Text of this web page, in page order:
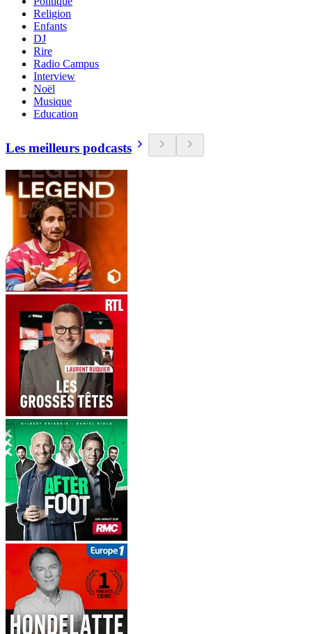
Religion
Enfants
DJ
Rire
Radio Campus
Interview
Noël
Musique
Education
Les meilleurs podcasts